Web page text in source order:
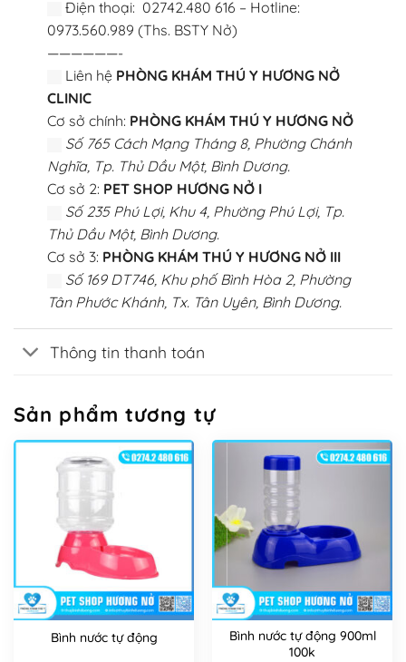
Điện thoại: 02742.480 616 – Hotline:
0973.560.989 (Ths. BSTY Nở)
——————-
Liên hệ PHÒNG KHÁM THÚ Y HƯƠNG NỞ
CLINIC
Cơ sở chính: PHÒNG KHÁM THÚ Y HƯƠNG NỞ
Số 765 Cách Mạng Tháng 8, Phường Chánh
Nghĩa, Tp. Thủ Dầu Một, Bình Dương.
Cơ sở 2: PET SHOP HƯƠNG NỞ I
Số 235 Phú Lợi, Khu 4, Phường Phú Lợi, Tp.
Thủ Dầu Một, Bình Dương.
Cơ sở 3: PHÒNG KHÁM THÚ Y HƯƠNG NỞ III
Số 169 DT746, Khu phố Bình Hòa 2, Phường
Tân Phước Khánh, Tx. Tân Uyên, Bình Dương.
Thông tin thanh toán
Sản phẩm tương tự
Bình nước tự động
Bình nước tự động 900ml
100k